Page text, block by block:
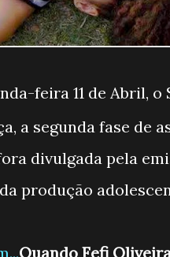
feira 11 de Abril,
a segunda fase de
divulgada pela
produção
Quando Fefi